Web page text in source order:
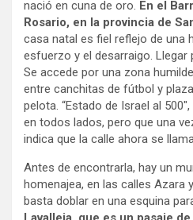
nació en cuna de oro. En el
Rosario, en la provincia de
casa natal es fiel reflejo de una
esfuerzo y el desarraigo. Llegar
Se accede por una zona
entre canchitas de fútbol y
pelota. “Estado de Israel al
en todos lados, pero que una
indica que la calle ahora se
Antes de encontrarla, hay un
homenajea, en las calles Azara
basta doblar en una esquina